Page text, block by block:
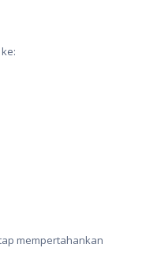
mempertahankan